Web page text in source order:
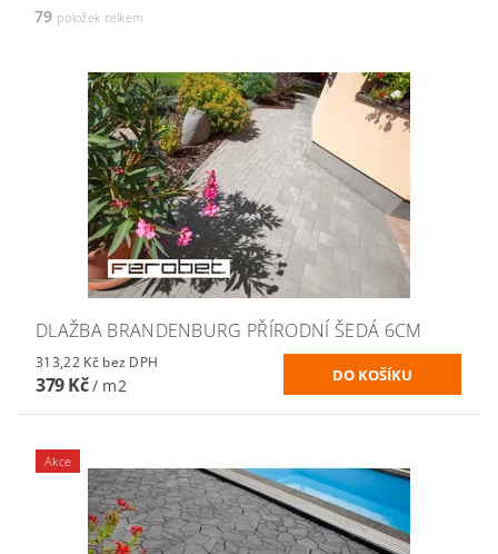
79 položek celkem
DLAŽBA BRANDENBURG PŘÍRODNÍ ŠEDÁ 6CM
313,22 Kč bez DPH
379 Kč/ m2
Akce